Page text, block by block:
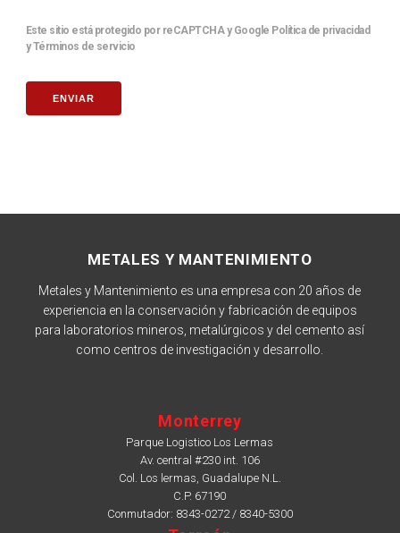
Este sitio está protegido por reCAPTCHA y Google Política de privacidad
yTérminos de servicio
METALES Y MANTENIMIENTO
Metales y Mantenimiento es una empresa con 20 años de
experiencia en la conservación y fabricación de equipos
para laboratorios mineros, metalúrgicos y del cemento así
como centros de investigación y desarrollo.
Monterrey
Parque Logistico Los Lermas
Av. central #230 int. 106
Col. Los lermas, Guadalupe N.L.
C.P. 67190
Conmutador: 8343-0272 / 8340-5300